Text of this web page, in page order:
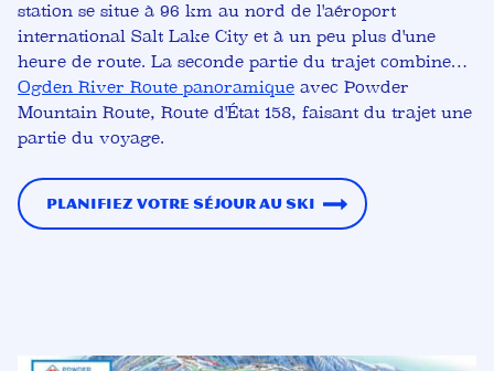
station se situe à 96 km au nord de l'aéroport
international Salt Lake City et à un peu plus d'une
heure de route. La seconde partie du trajet combine…
Ogden River Route panoramique avec Powder
Mountain Route, Route d'État 158, faisant du trajet une
partie du voyage.
Planifiez votre séjour au ski